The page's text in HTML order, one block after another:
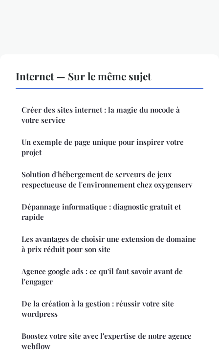
Internet — Sur le même sujet
Créer des sites internet : la magie du nocode à
votre service
Un exemple de page unique pour inspirer votre
projet
Solution d'hébergement de serveurs de jeux
respectueuse de l'environnement chez oxygenserv
Dépannage informatique : diagnostic gratuit et
rapide
Les avantages de choisir une extension de domaine
à prix réduit pour son site
Agence google ads : ce qu'il faut savoir avant de
l'engager
De la création à la gestion : réussir votre site
wordpress
Boostez votre site avec l'expertise de notre agence
webflow